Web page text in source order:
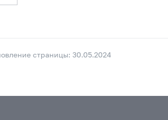
страницы: 30.05.2024